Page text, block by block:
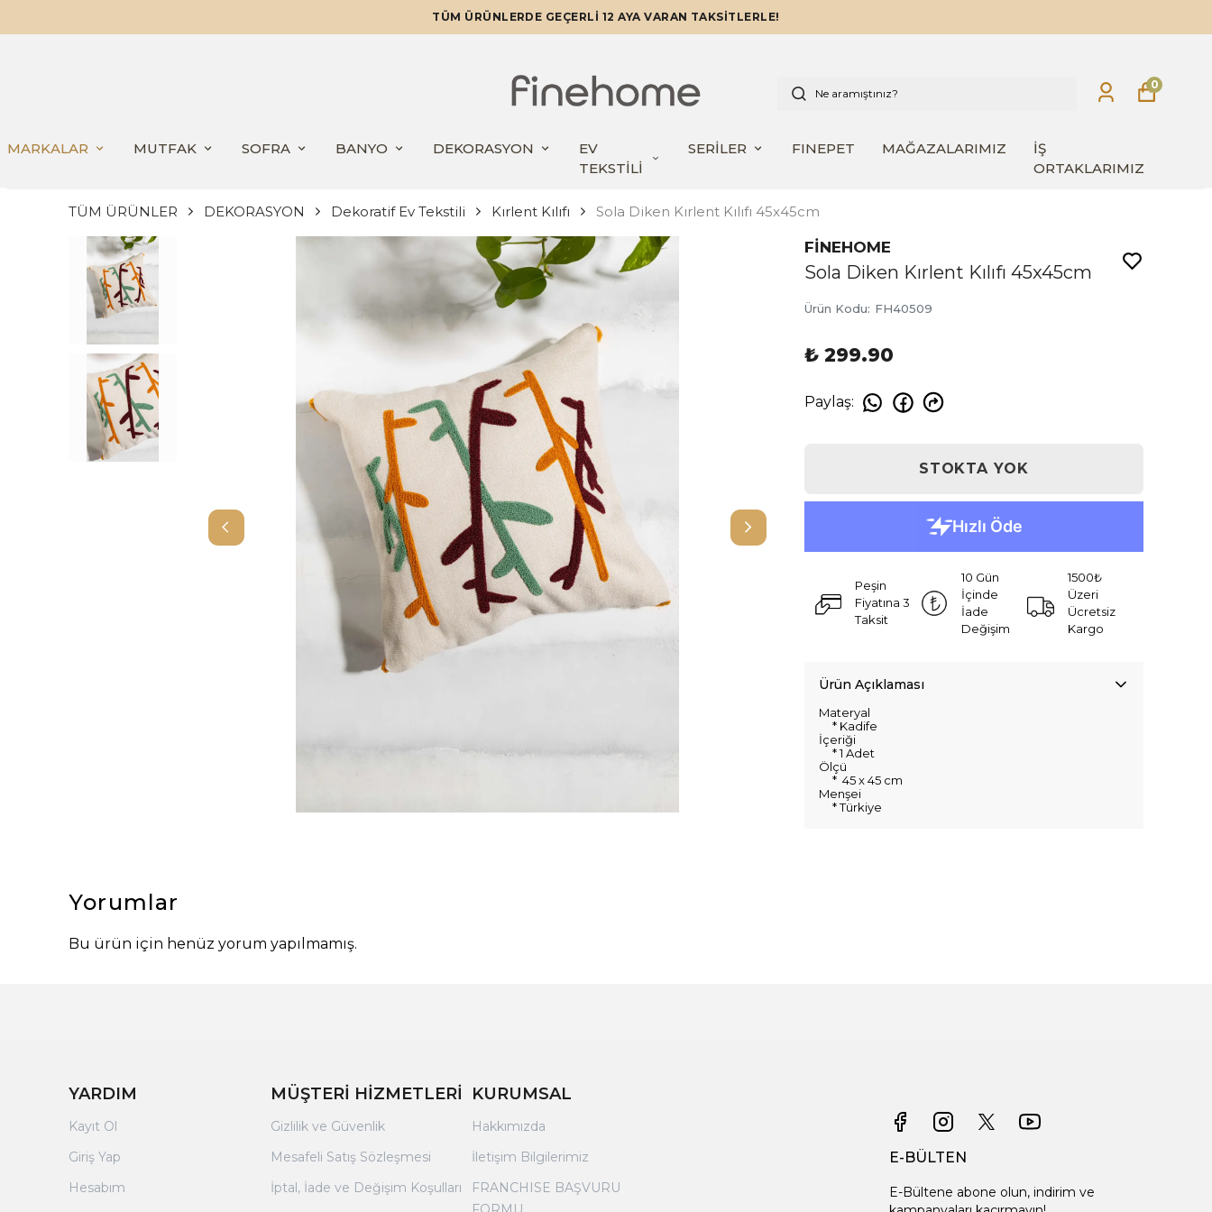
TÜM ÜRÜNLERDE GEÇERLİ 12 AYA VARAN TAKSİTLERLE!
MARKALAR MUTFAK SOFRA BANYO DEKORASYON
EV
TEKSTİLİ
SERİLER FINEPET MAĞAZALARIMIZ
İŞ
ORTAKLARIMIZ
0
TÜM ÜRÜNLER DEKORASYON Dekoratif Ev Tekstili Kırlent Kılıfı Sola Diken Kırlent Kılıfı 45x45cm
FİNEHOME
Sola Diken Kırlent Kılıfı 45x45cm
Ürün Kodu: FH40509
₺ 299.90
Paylaş:
STOKTA YOK
Peşin
Fiyatına 3
Taksit
10 Gün
İçinde
İade
Değişim
1500₺
Üzeri
Ücretsiz
Kargo
Ürün Açıklaması
Materyal
* Kadife
İçeriği
* 1 Adet
Ölçü
* 45 x 45 cm
Menşei
* Türkiye
Yorumlar
Bu ürün için henüz yorum yapılmamış.
YARDIM
Kayıt Ol
Giriş Yap
Hesabım
MÜŞTERİ HİZMETLERİ
Gizlilik ve Güvenlik
Mesafeli Satış Sözleşmesi
İptal, İade ve Değişim Koşulları
KURUMSAL
Hakkımızda
İletişim Bilgilerimiz
FRANCHISE BAŞVURU
E-BÜLTEN
E-Bültene abone olun, indirim ve